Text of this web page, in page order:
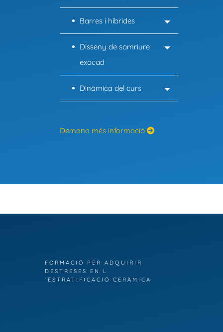
Barres i híbrides
Disseny de somriure
exocad
Dinàmica del curs
Demana més informació
FORMACIÓ PER ADQUIRIR
DESTRESES EN L
´ESTRATIFICACIÓ CERÀMICA